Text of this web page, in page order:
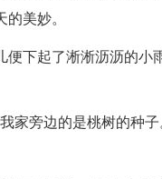
美妙。
便下起了淅淅沥沥的小
家旁边的是桃树的种